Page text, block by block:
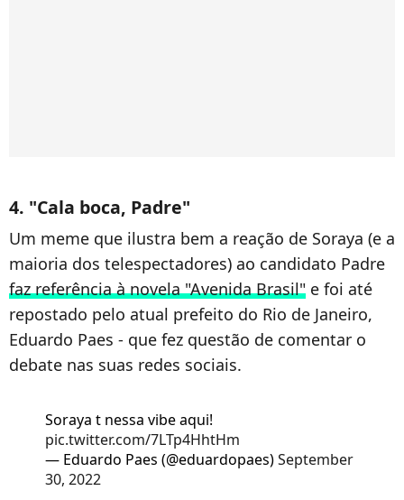
4. "Cala boca, Padre"
Um meme que ilustra bem a reação de Soraya (e a
maioria dos telespectadores) ao candidato Padre
faz referência à novela "Avenida Brasil" e foi até
repostado pelo atual prefeito do Rio de Janeiro,
Eduardo Paes - que fez questão de comentar o
debate nas suas redes sociais.
Soraya t nessa vibe aqui!
pic.twitter.com/7LTp4HhtHm
— Eduardo Paes (@eduardopaes)September
30, 2022